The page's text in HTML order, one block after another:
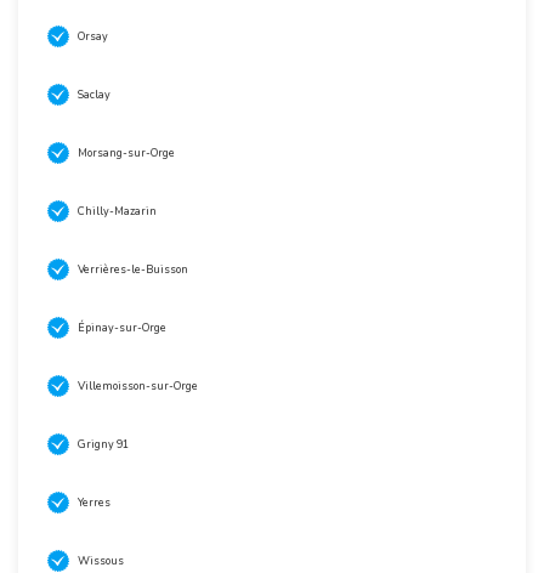
Orsay
Saclay
Morsang-sur-Orge
Chilly-Mazarin
Verrières-le-Buisson
Épinay-sur-Orge
Villemoisson-sur-Orge
Grigny 91
Yerres
Wissous